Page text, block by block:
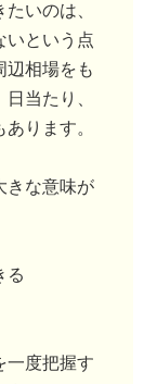
いのは、
いという点
辺相場をも
当たり、
ります。
きな意味が
る
一度把握す